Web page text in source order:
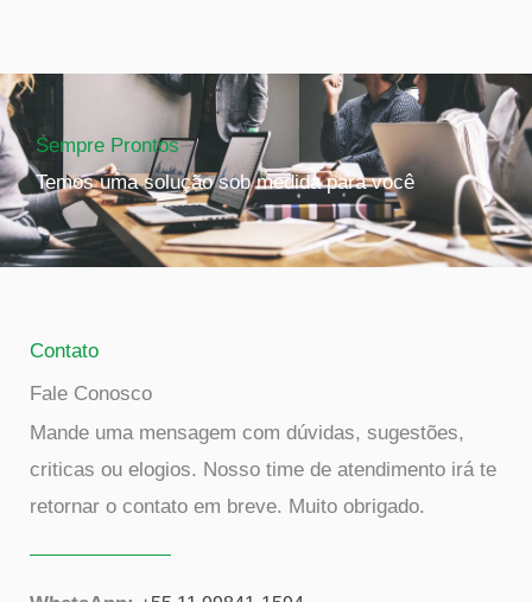
Sempre Prontos
Temos uma solução sob medida para você
Contato
Fale Conosco
Mande uma mensagem com dúvidas, sugestões,
criticas ou elogios. Nosso time de atendimento irá te
retornar o contato em breve. Muito obrigado.